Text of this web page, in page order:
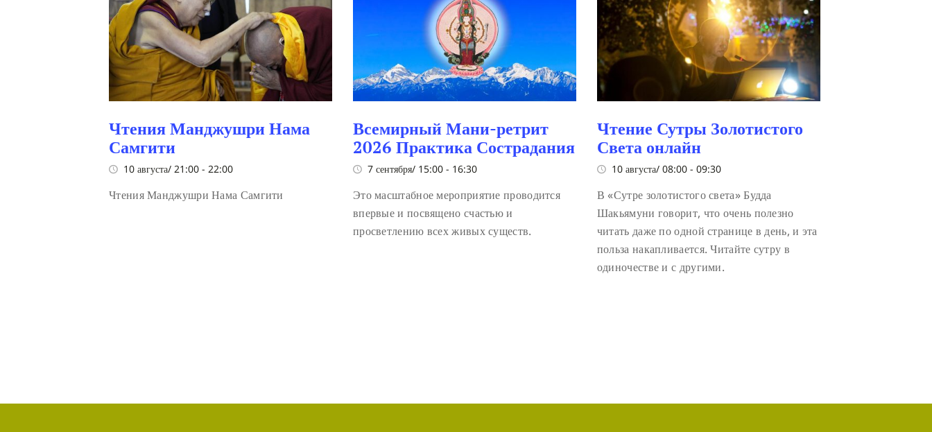
Чтения Манджушри Нама
Самгити
10 августа/ 21:00 - 22:00
Чтения Манджушри Нама Самгити
Всемирный Мани-ретрит
2026 Практика Сострадания
7 сентября/ 15:00- 16:30
Это масштабное мероприятие проводится
впервые и посвящено счастью и
просветлению всех живых существ.
Чтение Сутры Золотистого
Света онлайн
10 августа/ 08:00- 09:30
В «Сутре золотистого света» Будда
Шакьямуни говорит, что очень полезно
читать даже по одной странице в день, и эта
польза накапливается. Читайте сутру в
одиночестве и с другими.